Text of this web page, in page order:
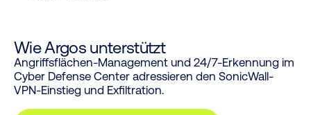
Wie Argos unterstützt
Angriffsflächen-Management und 24/7-Erkennung im
Cyber Defense Center adressieren den SonicWall-
VPN-Einstieg und Exfiltration.